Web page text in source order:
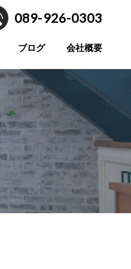
ブログ 会社概要
089-926-0303